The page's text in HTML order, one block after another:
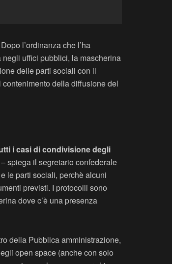
l’ordinanza che l’ha
uffici pubblici, la mascherina
delle parti sociali con il
della diffusione del
i casi di condivisione degli
spiega il segretario confederale
le parti sociali, perchè alcuni
previsti. I protocolli sono
dove c’è una presenza
della Pubblica amministrazione,
open space (anche con solo